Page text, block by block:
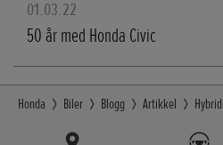
01.03.22
50 år med Honda Civic
Honda Biler Blogg Artikkel Hybrid